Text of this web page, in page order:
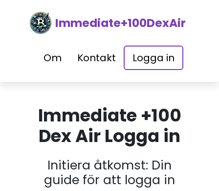
Immediate+100DexAir
Om Kontakt Logga in
Immediate +100
Dex Air Logga in
Initiera åtkomst: Din
guide för att logga in